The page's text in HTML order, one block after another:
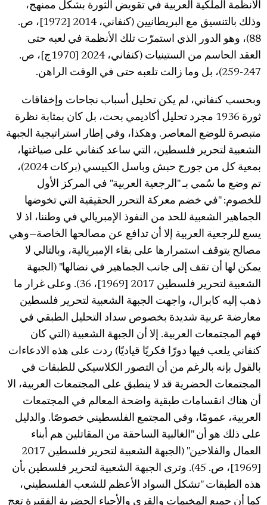
الأنظمة الملكية العربية في تقويض الثورة بشكل ممنهج،
وذلك بالتنسيق مع البريطانيين (كنفاني، 2014 [1972]، ص.
88)، وهو الدور الذي استمرّت تلك الأنظمة في لعبه حتى
العقد الحاسم من الستينيات (كنفاني، 2024 [1970ج]، ص.
247-259)، بل وما زالت تلعبه حتى في الوقت الراهن.
وبحسب كنفاني، لم يكن تحليل أسباب نجاحات وإخفاقات
ثورة 1936 مجرد تحليل أكاديمي بحت، بل كان بمثابة نظرة
متبصرة للوضع المعاصر. وهكذا، وفي إطار استراتيجية الجبهة
الشعبية لتحرير فلسطين، التي ساعد كنفاني على صياغتها،
بمعية كل من جورج حبش وباسل الكبيسي (بركات 2024)،
تم وضع ما سُمي بـ "الرجعية العربية" في المركز الأول
للخصوم: "في خضم معركة التحرر الحقيقية التي تخوضها
الجماهير الشعبية للحد من النفوذ الإمبريالي في وطننا، اذ لا
يسع للرجعية العربية إلا أن تدافع عن مصالحها الخاصة—وهي
مصالح يتوقف استمرارها على بقاء الإمبريالية، وبالتالي لا
يمكن لها أن تقف إلى جانب الجماهير في نضالها" (الجبهة
الشعبية لتحرير فلسطين 2017 [1969]، 36). وعلى غرار ما
ذهب إليه كابرال، واجهت الجبهة الشعبية لتحرير فلسطين
معارضة عربية شديدة بخصوص سداد التحليل الطبقي في
فهم المجتمعات العربية. إلا أن الجبهة الشعبية (التي كان
كنفاني يلعب فيها دورًا فكريًا قياديًا) ردت على هذه الادعاءات
بالقول بإنه بالرغم من أن التصور الكلاسيكي للطبقات في
المجتمعات الحضرية قد لا ينطبق على المجتمعات العربية، الا
أن هناك انقسامات طبقية واضحة المعالم في المجتمعات
العربية، عمومًا، وفي المجتمع الفلسطيني خصوصًا. والدليل
على ذلك هو أن "الغالبية الساحقة من المقاتلين هم أبناء
العمال والفلاحين" (الجبهة الشعبية لتحرير فلسطين 2017
[1969]، ص. 45). وترى الجبهة الشعبية لتحرير فلسطين بأن
هذه الطبقات "تشكل السواد الأعظم للشعب الفلسطيني،
كما أن جميع المخيمات والقرى والأحياء الحضرية الفقيرة تعج